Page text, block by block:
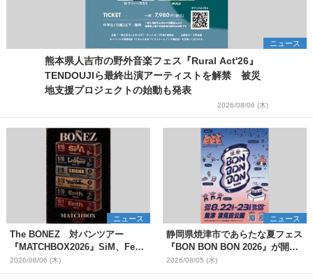
ニュース
熊本県人吉市の野外音楽フェス『Rural Act'26』
TENDOUJIら最終出演アーティストを解禁 被災
地支援プロジェクトの始動も発表
2026/08/06 (木)
ニュース
The BONEZ 対バンツアー
『MATCHBOX2026』SiM、Fear,
and Loathing in Las Vegasら対
バンアーティストを一斉解禁
2026/08/06 (木)
ニュース
静岡県焼津市であらたな夏フェス
『BON BON BON 2026』が開
催 音楽ライブ×盆踊り×DJ×屋台
グルメ×ランタンナイトで彩る2日
2026/08/05 (水)